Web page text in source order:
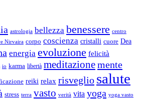
astrologia bellezza benessere centro
Nirvaira corpo coscienza cristalli cuore Dea
energia evoluzione felicità
io karma libertà meditazionemente
reiki relax risveglio salute
stress terra vasto verità vita yoga yoga vasto